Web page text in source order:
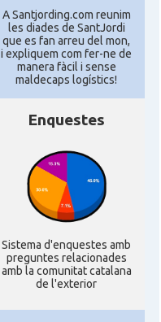
A Santjording.com reunim
les diades de SantJordi
que es fan arreu del mon,
i expliquem com fer-ne de
manera fàcil i sense
maldecaps logí­stics!
Enquestes
Sistema d'enquestes amb
preguntes relacionades
amb la comunitat catalana
de l'exterior